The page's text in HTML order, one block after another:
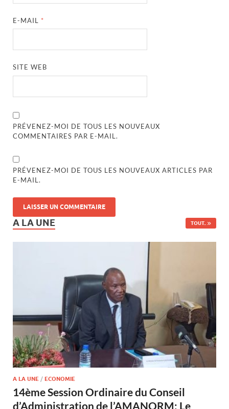
E-MAIL *
SITE WEB
PRÉVENEZ-MOI DE TOUS LES NOUVEAUX
COMMENTAIRES PAR E-MAIL.
PRÉVENEZ-MOI DE TOUS LES NOUVEAUX ARTICLES PAR
E-MAIL.
A LA UNE TOUT..
A LA UNE / ECONOMIE
14ème Session Ordinaire du Conseil
d’Administration de l’AMANORM: Le